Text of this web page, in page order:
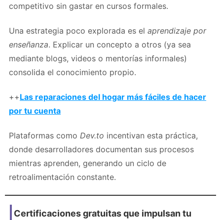
competitivo sin gastar en cursos formales.
Una estrategia poco explorada es el aprendizaje por
enseñanza. Explicar un concepto a otros (ya sea
mediante blogs, videos o mentorías informales)
consolida el conocimiento propio.
++Las reparaciones del hogar más fáciles de hacer
por tu cuenta
Plataformas como Dev.to incentivan esta práctica,
donde desarrolladores documentan sus procesos
mientras aprenden, generando un ciclo de
retroalimentación constante.
Certificaciones gratuitas que impulsan tu